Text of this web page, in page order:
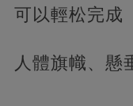
可以輕松完成
人體旗幟、懸